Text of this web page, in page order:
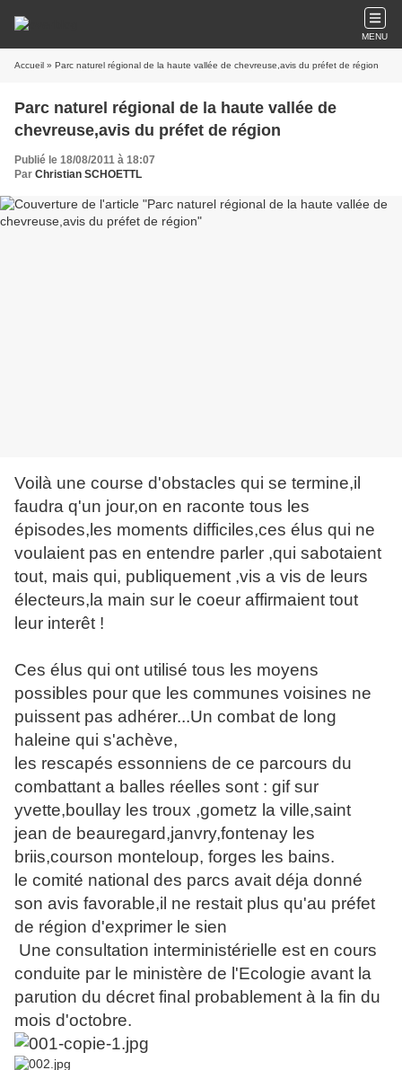
MENU
Accueil » Parc naturel régional de la haute vallée de chevreuse,avis du préfet de région
Parc naturel régional de la haute vallée de
chevreuse,avis du préfet de région
Publié le 18/08/2011 à 18:07
Par Christian SCHOETTL
Voilà une course d'obstacles qui se termine,il
faudra q'un jour,on en raconte tous les
épisodes,les moments difficiles,ces élus qui ne
voulaient pas en entendre parler ,qui sabotaient
tout, mais qui, publiquement ,vis a vis de leurs
électeurs,la main sur le coeur affirmaient tout
leur interêt !
Ces élus qui ont utilisé tous les moyens
possibles pour que les communes voisines ne
puissent pas adhérer...Un combat de long
haleine qui s'achève,
les rescapés essonniens de ce parcours du
combattant a balles réelles sont : gif sur
yvette,boullay les troux ,gometz la ville,saint
jean de beauregard,janvry,fontenay les
briis,courson monteloup, forges les bains.
le comité national des parcs avait déja donné
son avis favorable,il ne restait plus qu'au préfet
de région d'exprimer le sien
Une consultation interministérielle est en cours
conduite par le ministère de l'Ecologie avant la
parution du décret final probablement à la fin du
mois d'octobre.